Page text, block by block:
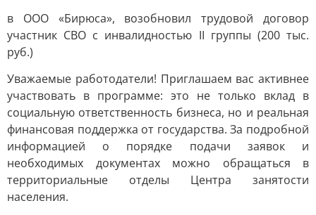
в ООО «Бирюса», возобновил трудовой договор
участник СВО с инвалидностью II группы (200 тыс.
руб.)
Уважаемые работодатели! Приглашаем вас активнее
участвовать в программе: это не только вклад в
социальную ответственность бизнеса, но и реальная
финансовая поддержка от государства. За подробной
информацией о порядке подачи заявок и
необходимых документах можно обращаться в
территориальные отделы Центра занятости
населения.